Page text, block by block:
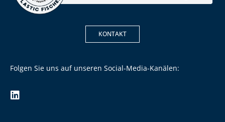
KONTAKT
Folgen Sie uns auf unseren Social-Media-Kanälen: